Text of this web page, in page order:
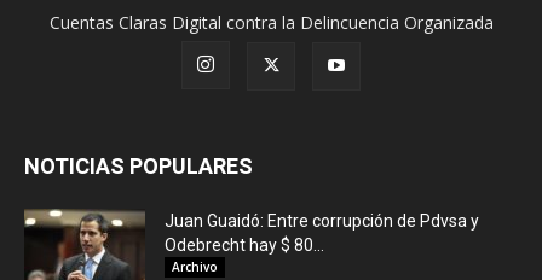
Cuentas Claras Digital contra la Delincuencia Organizada
NOTICIAS POPULARES
Juan Guaidó: Entre corrupción de Pdvsa y
Odebrecht hay $ 80...
Archivo